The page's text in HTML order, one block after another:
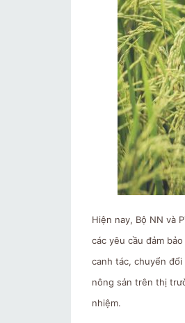
Hiện nay, Bộ NN và
các yêu cầu đảm
canh tác, chuyển
nông sản trên thị
nhiệm.